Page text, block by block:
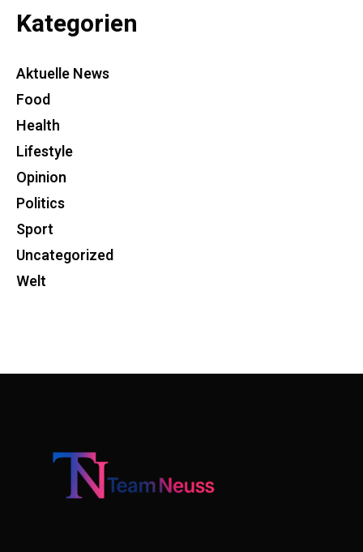
Kategorien
Aktuelle News
Food
Health
Lifestyle
Opinion
Politics
Sport
Uncategorized
Welt